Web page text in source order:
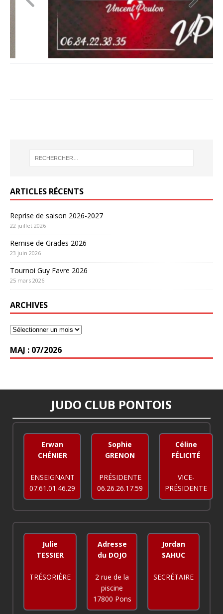
ARTICLES RÉCENTS
Reprise de saison 2026-2027
22 juillet 2026
Remise de Grades 2026
23 juin 2026
Tournoi Guy Favre 2026
25 mars 2026
ARCHIVES
MAJ : 07/2026
JUDO CLUB PONTOIS
Erwan
CHÉNIER
ENSEIGNANT
07.61.01.46.29
Sophie
GRENON
PRÉSIDENTE
06.26.26.17.59
Céline
FÉLICITÉ
VICE-
PRÉSIDENTE
Julie
TESSIER
TRÉSORIÈRE
Adresse
du DOJO
2 rue de la
piscine
17800 Pons
Jordan
SAHUC
SECRÉTAIRE